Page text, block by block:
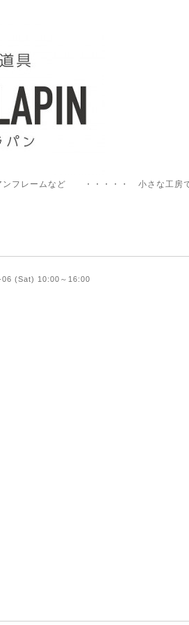
ンフレームなど ・・・・・ 小さな工房
(Sat) 10:00～16:00